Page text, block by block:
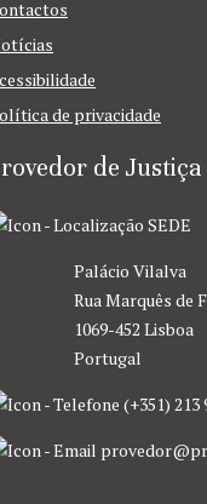
de privacidade
de Justiça
SEDE
Palácio Vilalva
Rua Marquês de
1069-452 Lisboa
Portugal
(+351) 213